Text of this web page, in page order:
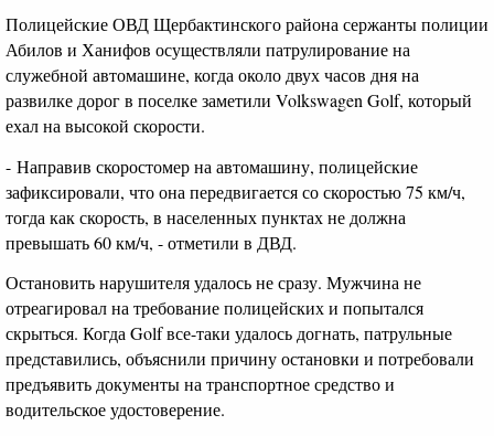
Полицейские ОВД Щербактинского района сержанты полиции
Абилов и Ханифов осуществляли патрулирование на
служебной автомашине, когда около двух часов дня на
развилке дорог в поселке заметили Volkswagen Golf, который
ехал на высокой скорости.
- Направив скоростомер на автомашину, полицейские
зафиксировали, что она передвигается со скоростью 75 км/ч,
тогда как скорость, в населенных пунктах не должна
превышать 60 км/ч, - отметили в ДВД.
Остановить нарушителя удалось не сразу. Мужчина не
отреагировал на требование полицейских и попытался
скрыться. Когда Golf все-таки удалось догнать, патрульные
представились, объяснили причину остановки и потребовали
предъявить документы на транспортное средство и
водительское удостоверение.